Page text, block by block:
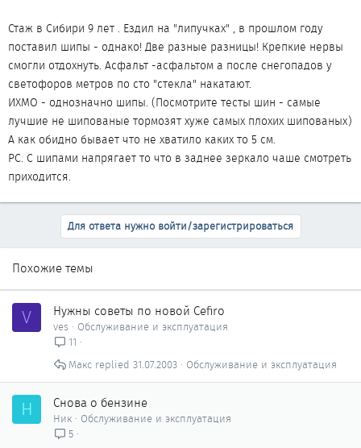
Стаж в Сибири 9 лет . Ездил на "липучках" , в прошлом году
поставил шипы - однако! Две разные разницы! Крепкие нервы
смогли отдохнуть. Асфальт -асфальтом а после снегопадов у
светофоров метров по сто "стекла" накатают.
ИХМО - однозначно шипы. (Посмотрите тесты шин - самые
лучшие не шипованые тормозят хуже самых плохих шипованых)
А как обидно бывает что не хватило каких то 5 см.
РС. С шипами напрягает то что в заднее зеркало чаше смотреть
приходится.
Для ответа нужно войти/зарегистрироваться
Похожие темы
V Нужны советы по новой Cefiro
ves
Обслуживание и эксплуатация
11
Обслуживание и эксплуатация
31.07.2003
Макс
Н Снова о бензине
Ник
Обслуживание и эксплуатация
5